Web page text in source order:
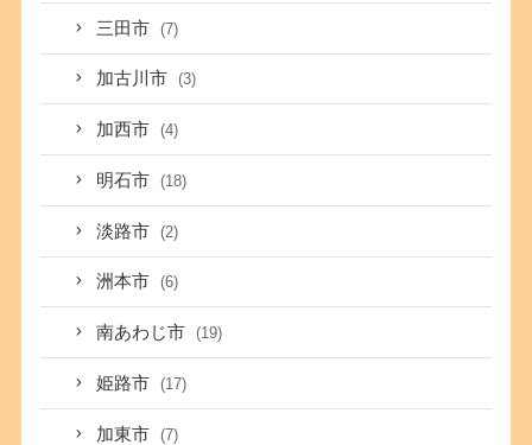
三田市 (7)
加古川市 (3)
加西市 (4)
明石市 (18)
淡路市 (2)
洲本市 (6)
南あわじ市 (19)
姫路市 (17)
加東市 (7)